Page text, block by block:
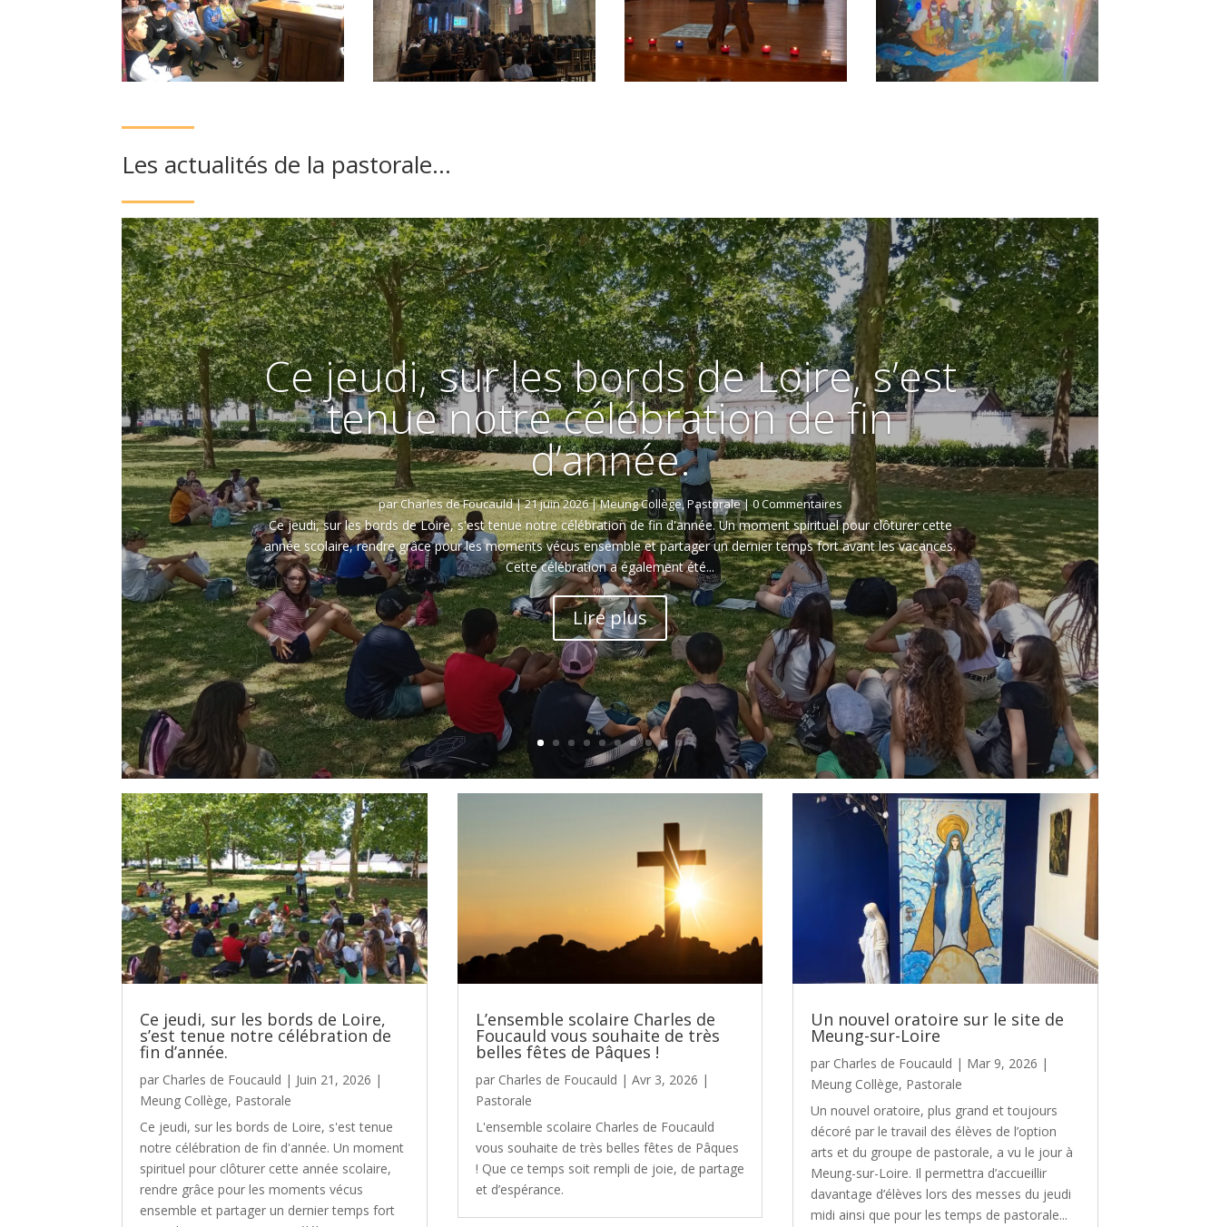
Les actualités de la pastorale…
Ce jeudi, sur les bords de Loire, s’est
tenue notre célébration de fin
d’année.
parCharles de Foucauld|21 juin 2026|Meung Collège,Pastorale| 0 Commentaires
Ce jeudi, sur les bords de Loire, s'est tenue notre célébration de fin d'année. Un moment spirituel pour clôturer cette
année scolaire, rendre grâce pour les moments vécus ensemble et partager un dernier temps fort avant les vacances.
Cette célébration a également été...
Lire plus
Ce jeudi, sur les bords de Loire,
s’est tenue notre célébration de
fin d’année.
par Charles de Foucauld | Juin 21, 2026 |
Meung Collège, Pastorale
Ce jeudi, sur les bords de Loire, s'est tenue
notre célébration de fin d'année. Un moment
spirituel pour clôturer cette année scolaire,
rendre grâce pour les moments vécus
ensemble et partager un dernier temps fort
L’ensemble scolaire Charles de
Foucauld vous souhaite de très
belles fêtes de Pâques !
par Charles de Foucauld | Avr 3, 2026 |
Pastorale
L'ensemble scolaire Charles de Foucauld
vous souhaite de très belles fêtes de Pâques
! Que ce temps soit rempli de joie, de partage
et d’espérance.
Un nouvel oratoire sur le site de
Meung-sur-Loire
par Charles de Foucauld | Mar 9, 2026 |
Meung Collège, Pastorale
Un nouvel oratoire, plus grand et toujours
décoré par le travail des élèves de l’option
arts et du groupe de pastorale, a vu le jour à
Meung-sur-Loire. Il permettra d’accueillir
davantage d’élèves lors des messes du jeudi
midi ainsi que pour les temps de pastorale...